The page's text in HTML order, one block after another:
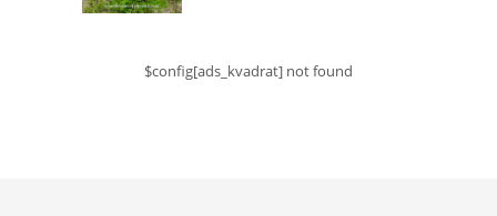
$config[ads_kvadrat] not found